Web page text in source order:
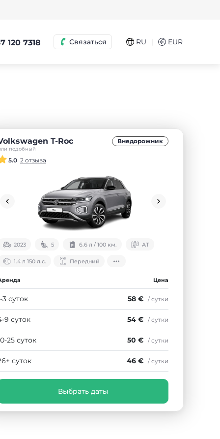
120 7318 Связаться RU € EUR
T-Roc
подобный
Внедорожник
5.0 2 отзыва
2023 5 6.6 л / 100 км. АТ
1.4 л 150 л.с. Передний
Цена
3 суток 58 € / сутки
9 суток 54 € / сутки
25 суток 50 € / сутки
суток 46 € / сутки
Выбрать даты